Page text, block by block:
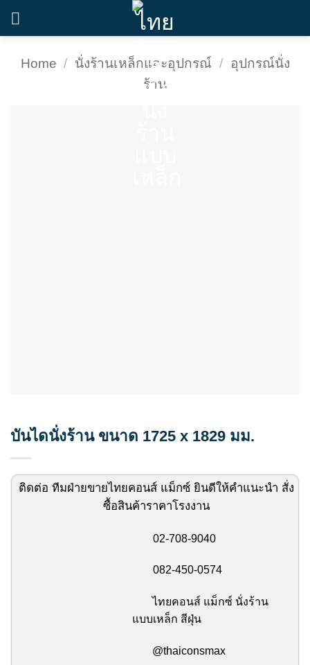
Home / นั่งร้านเหล็กและอุปกรณ์ / อุปกรณ์นั่ง
ร้าน
บันไดนั่งร้าน ขนาด 1725 x 1829 มม.
ติดต่อ ทีมฝ่ายขายไทยคอนส์ แม็กซ์ ยินดีให้คำแนะนำ สั่ง
ซื้อสินค้าราคาโรงงาน
02-708-9040
082-450-0574
ไทยคอนส์ แม็กซ์ นั่งร้าน
แบบเหล็ก สีฝุ่น
@thaiconsmax